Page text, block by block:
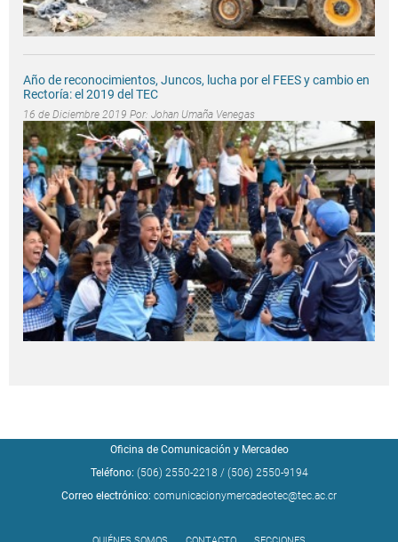
Año de reconocimientos, Juncos, lucha por el FEES y cambio en
Rectoría: el 2019 del TEC
16 de Diciembre 2019 Por: Johan Umaña Venegas
Oficina de Comunicación y Mercadeo
Teléfono: (506) 2550-2218 / (506) 2550-9194
Correo electrónico: comunicacionymercadeotec@tec.ac.cr